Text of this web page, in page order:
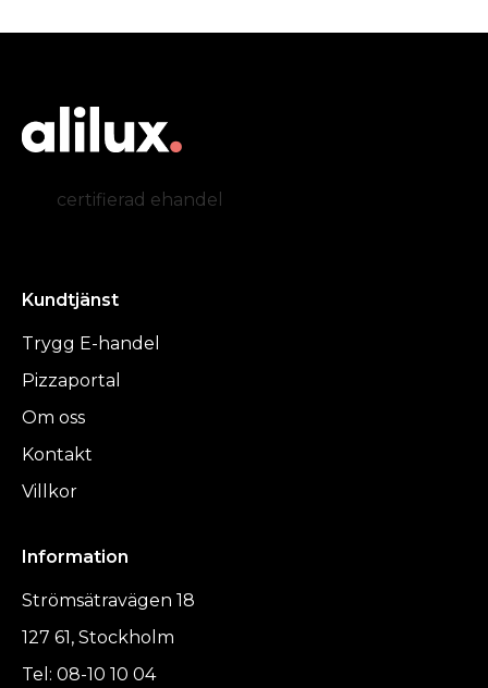
certifierad ehandel
Kundtjänst
Trygg E-handel
Pizzaportal
Om oss
Kontakt
Villkor
Information
Strömsätravägen 18
127 61, Stockholm
Tel: 08-10 10 04